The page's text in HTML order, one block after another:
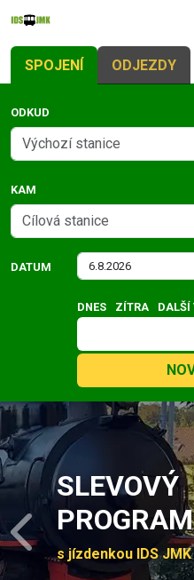
SPOJENÍ ODJEZDY
ODKUD
KAM
DATUM
DNES ZÍTRA DALŠÍ
Slide 1 of 4
SLEVOVÝ
s jízdenkou IDS
Previous